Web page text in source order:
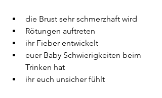
die Brust sehr schmerzhaft wird
Rötungen auftreten
ihr Fieber entwickelt
euer Baby Schwierigkeiten beim
Trinken hat
ihr euch unsicher fühlt